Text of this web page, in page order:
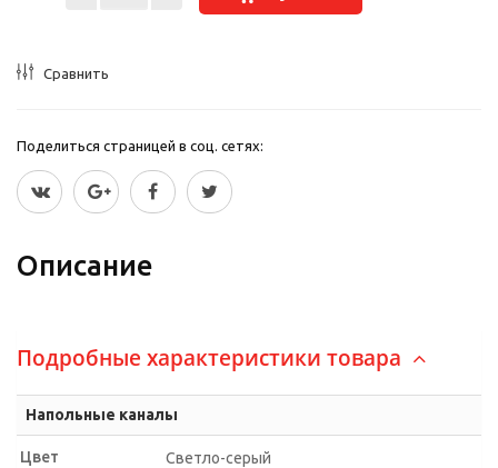
Сравнить
Поделиться страницей в соц. сетях:
Описание
Подробные характеристики товара
Напольные каналы
Цвет Светло-серый